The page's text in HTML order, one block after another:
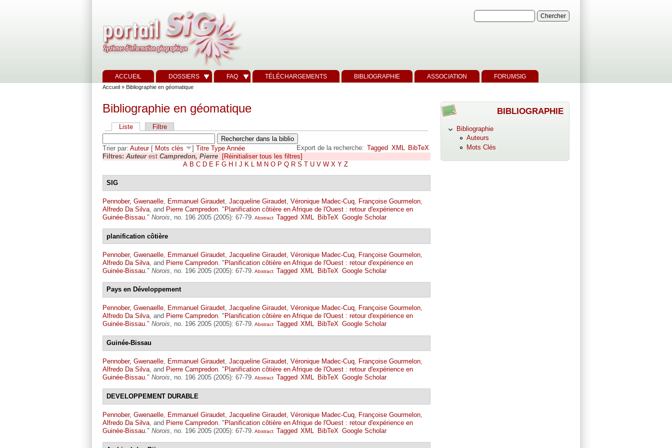
ACCUEIL DOSSIERS FAQ TÉLÉCHARGEMENTS BIBLIOGRAPHIE ASSOCIATION FORUMSIG
Accueil » Bibliographie en géomatique
Bibliographie en géomatique
Liste Filtre
Export de la recherche: Tagged XML BibTeX
Trier par: Auteur[ Mots clés ] Titre Type Année
Filtres: Auteurest Campredon, Pierre
[Réinitialiser tous les filtres]
A B C D E F G H J K L M N O P Q R S T U V W X Y Z
SIG
Pennober, Gwenaelle Emmanuel Giraudet Jacqueline Giraudet Véronique Madec-Cuq Françoise Gourmelon
Alfredo Da Silva , and Pierre Campredon " Planification côtière en Afrique de l'Ouest : retour d'expérience en
Guinée-Bissau. " Norois , no. 196 2005 (2005): 67-79. Abstract Tagged XML BibTeX Google Scholar
planification côtière
Pennober, Gwenaelle Emmanuel Giraudet Jacqueline Giraudet Véronique Madec-Cuq Françoise Gourmelon
Alfredo Da Silva , and Pierre Campredon "Planification côtière en Afrique de l'Ouest : retour d'expérience en
Guinée-Bissau. " Norois , no. 196 2005 (2005): 67-79. Abstract Tagged XML BibTeX Google Scholar
Pays en Développement
Pennober, Gwenaelle, Emmanuel Giraudet, Jacqueline Giraudet, Véronique Madec-Cuq, Françoise Gourmelon,
Alfredo Da Silva, and Pierre Campredon. " Planification côtière en Afrique de l'Ouest : retour d'expérience en
Guinée-Bissau." Norois, no. 196 2005 (2005): 67-79. Abstract Tagged XML BibTeX Google Scholar
Guinée-Bissau
Pennober, Gwenaelle, Emmanuel Giraudet, Jacqueline Giraudet, Véronique Madec-Cuq, Françoise Gourmelon,
Alfredo Da Silva, and Pierre Campredon. " Planification côtière en Afrique de l'Ouest : retour d'expérience en
Guinée-Bissau." Norois, no. 196 2005 (2005): 67-79. Abstract Tagged XML BibTeX Google Scholar
DEVELOPPEMENT DURABLE
Pennober, Gwenaelle Emmanuel Giraudet Jacqueline Giraudet Véronique Madec-Cuq Françoise Gourmelon
Alfredo Da Silva , and Pierre Campredon " Planification côtière en Afrique de l'Ouest : retour d'expérience en
Guinée-Bissau. " Norois , no. 196 2005 (2005): 67-79. Abstract Tagged XML BibTeX Google Scholar
BIBLIOGRAPHIE
Bibliographie
Auteurs
Mots Clés